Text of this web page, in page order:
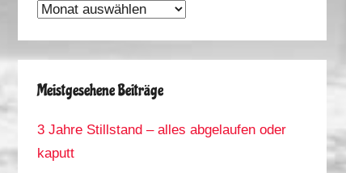
Tagebuch
Meistgesehene Beiträge
3 Jahre Stillstand – alles abgelaufen oder
kaputt